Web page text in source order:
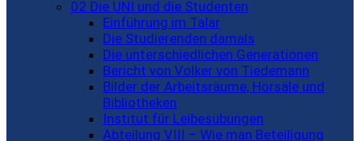
02 Die UNI und die Studenten
Einführung im Talar
Die Studierenden damals
Die unterschiedlichen Generationen
Bericht von Volker von Tiedemann
Bilder der Arbeitsräume, Hörsäle und
Bibliotheken
Institut für Leibesübungen
Abteilung VIII – Wie man Beteiligung